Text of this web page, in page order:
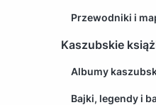
Przewodniki i
Kaszubskie
Albumy
Bajki, legendy i